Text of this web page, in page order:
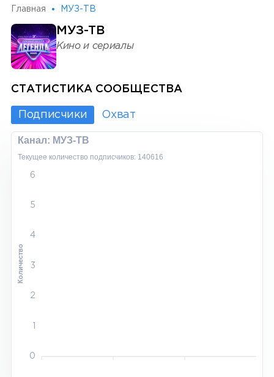
Главная МУЗ-ТВ
МУЗ-ТВ
Кино и сериалы
СТАТИСТИКА СООБЩЕСТВА
Подписчики Охват
Канал: МУЗ-ТВ
Текущее количество подписчиков: 140616
6
5
4
3
2
1
0
Количество